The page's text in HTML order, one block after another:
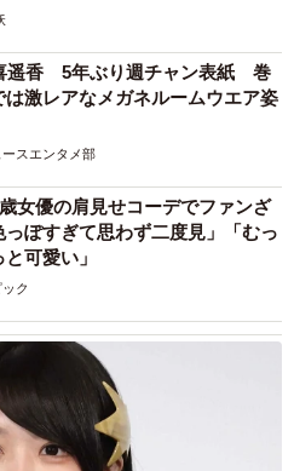
遥香 5年ぶり週チャン表紙 巻
は激レアなメガネルームウエア姿
ースエンタメ部
女優の肩見せコーデでファンざ
ぽすぎて思わず二度見」「むっ
可愛い」
ク